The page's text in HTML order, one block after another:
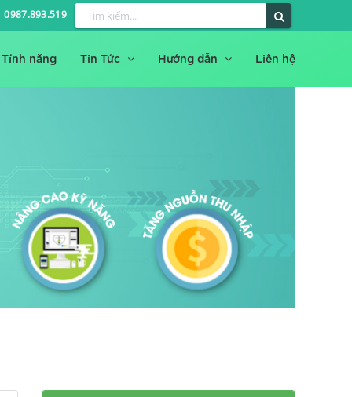
Tính năng Tin Tức Hướng dẫn Liên hệ